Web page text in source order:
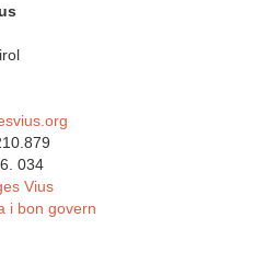
034
Vius
i bon govern